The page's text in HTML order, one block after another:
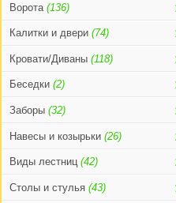
Ворота (136)
Калитки и двери (74)
Кровати/Диваны (118)
Беседки (2)
Заборы (32)
Навесы и козырьки (26)
Виды лестниц (42)
Столы и стулья (43)